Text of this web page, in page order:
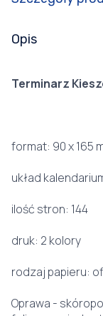
Opis
Terminarz
format: 90 x 165
układ
ilość stron: 144
druk: 2 kolory
rodzaj papieru:
Oprawa -